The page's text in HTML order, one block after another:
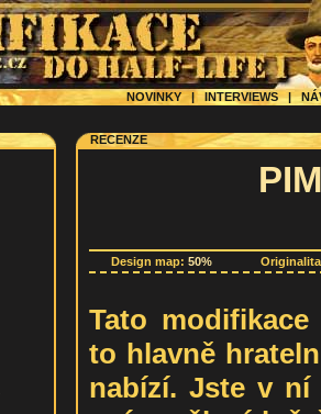
NOVINKY | INTERVIEWS|
RECENZE
Design map: 50%
Tato
to hlavně
nabízí. Jste v ní